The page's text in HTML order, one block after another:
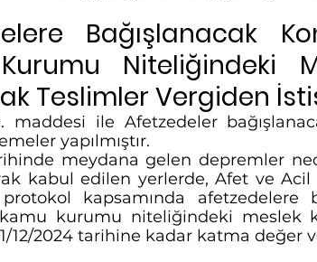
Bağışlanacak
Niteliğindeki
Teslimler Vergiden
maddesi ile Afetzedeler
yapılmıştır.
meydana gelen depremler
kabul edilen yerlerde, Afet ve Acil
kapsamında afetzedelere
kamu kurumu niteliğindeki meslek
12/2024 tarihine kadar katma değer